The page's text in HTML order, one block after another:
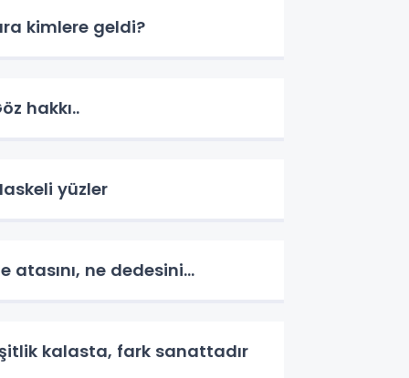
kimlere geldi?
hakkı..
yüzler
atasını, ne dedesini...
kalasta, fark sanattadır